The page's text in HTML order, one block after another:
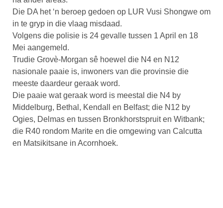
Die DA het ‘n beroep gedoen op LUR Vusi Shongwe om
in te gryp in die vlaag misdaad.
Volgens die polisie is 24 gevalle tussen 1 April en 18
Mei aangemeld.
Trudie Grovè-Morgan sê hoewel die N4 en N12
nasionale paaie is, inwoners van die provinsie die
meeste daardeur geraak word.
Die paaie wat geraak word is meestal die N4 by
Middelburg, Bethal, Kendall en Belfast; die N12 by
Ogies, Delmas en tussen Bronkhorstspruit en Witbank;
die R40 rondom Marite en die omgewing van Calcutta
en Matsikitsane in Acornhoek.